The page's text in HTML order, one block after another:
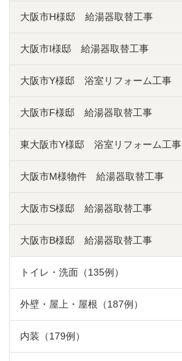
大阪市H様邸 給湯器取替工事
大阪市I様邸 給湯器取替工事
大阪市Y様邸 浴室リフォーム工事
大阪市F様邸 給湯器取替工事
東大阪市Y様邸 浴室リフォーム工事
大阪市M様物件 給湯器取替工事
大阪市S様邸 給湯器取替工事
大阪市B様邸 給湯器取替工事
トイレ・洗面（135例）
外壁・屋上・屋根（187例）
内装（179例）